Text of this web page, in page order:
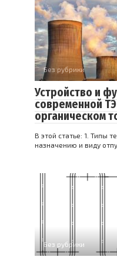
Без рубрики
Устройство и
современной
органическом
В этой статье: 1. Типы
назначению и виду
Без рубрики